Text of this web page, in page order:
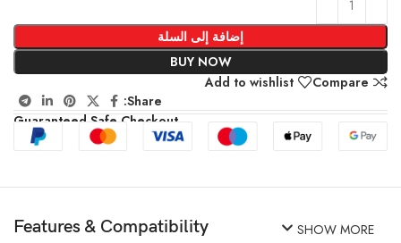
إضافة إلى السلة
BUY NOW
Compare
Add to wishlist
Share:
Guaranteed Safe Checkout
Features & Compatibility SHOW MORE